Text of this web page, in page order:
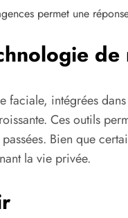
permet une
de
faciale, intégrées
Ces outils
Bien que
la vie privée.